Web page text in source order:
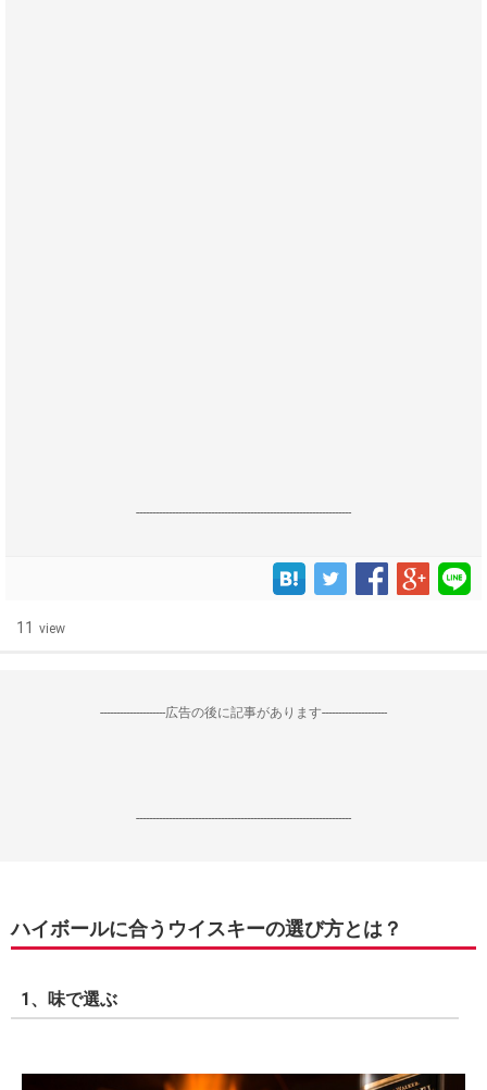
------------------------------------------------------------------
11 view
--------------------広告の後に記事があります--------------------
------------------------------------------------------------------
ハイボールに合うウイスキーの選び方とは？
1、味で選ぶ